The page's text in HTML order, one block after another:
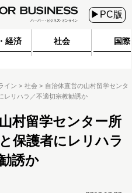
▶PC版
経済 社会 国際
イン 社会
自治体直営の山村留学センタ
レリハラ／不適切宗教勧誘か
村留学センター所
保護者にレリハラ
誘か